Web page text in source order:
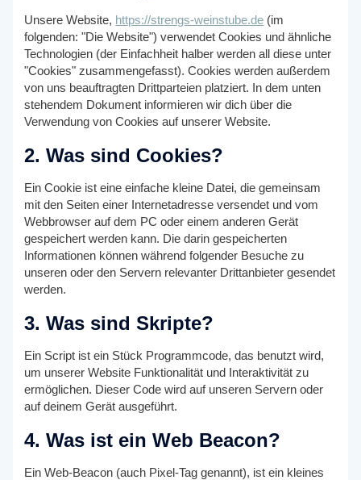
Unsere Website, https://strengs-weinstube.de (im
folgenden: "Die Website") verwendet Cookies und ähnliche
Technologien (der Einfachheit halber werden all diese unter
"Cookies" zusammengefasst). Cookies werden außerdem
von uns beauftragten Drittparteien platziert. In dem unten
stehendem Dokument informieren wir dich über die
Verwendung von Cookies auf unserer Website.
2. Was sind Cookies?
Ein Cookie ist eine einfache kleine Datei, die gemeinsam
mit den Seiten einer Internetadresse versendet und vom
Webbrowser auf dem PC oder einem anderen Gerät
gespeichert werden kann. Die darin gespeicherten
Informationen können während folgender Besuche zu
unseren oder den Servern relevanter Drittanbieter gesendet
werden.
3. Was sind Skripte?
Ein Script ist ein Stück Programmcode, das benutzt wird,
um unserer Website Funktionalität und Interaktivität zu
ermöglichen. Dieser Code wird auf unseren Servern oder
auf deinem Gerät ausgeführt.
4. Was ist ein Web Beacon?
Ein Web-Beacon (auch Pixel-Tag genannt), ist ein kleines